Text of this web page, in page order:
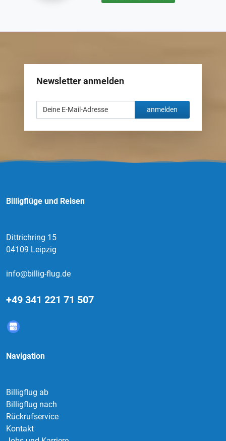
Newsletter anmelden
anmelden
Billigflüge und Reisen
Dittrichring 15
04109 Leipzig
info@billig-flug.de
+49 341 221 71 507
Navigation
Billigflug ab
Billigflug nach
Rückrufservice
Kontakt